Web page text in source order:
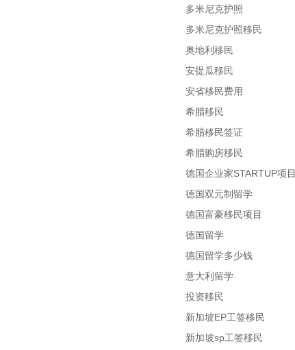
多米尼克护照
多米尼克护照移民
奥地利移民
安提瓜移民
安省移民费用
希腊移民
希腊移民签证
希腊购房移民
德国企业家STARTUP项目
德国双元制留学
德国富豪移民项目
德国留学
德国留学多少钱
意大利留学
投资移民
新加坡EP工签移民
新加坡sp工签移民